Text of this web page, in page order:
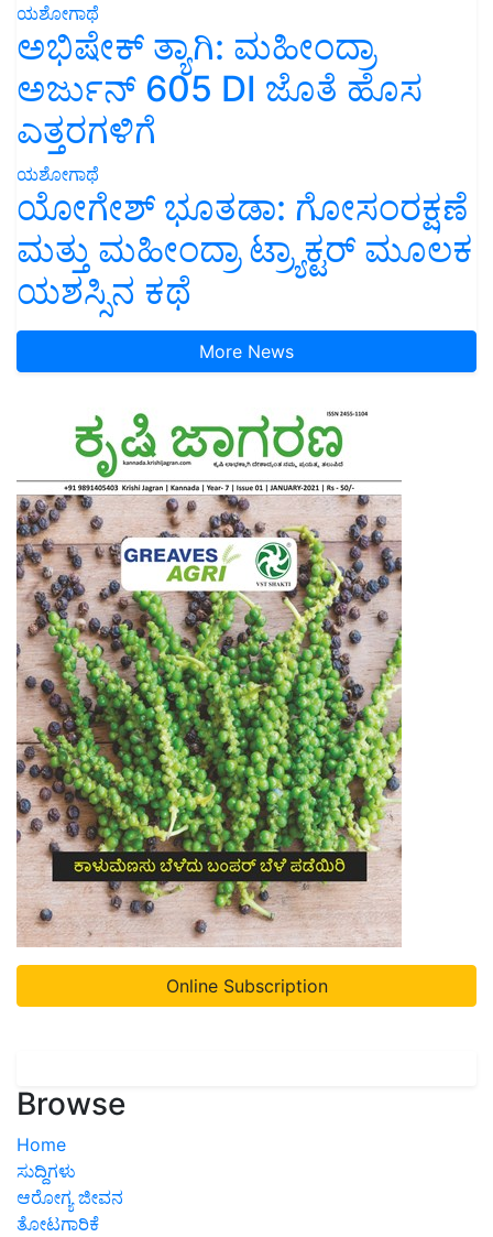
ಯಶೋಗಾಥೆ
ಅಭಿಷೇಕ್ ತ್ಯಾಗಿ: ಮಹೀಂದ್ರಾ
ಅರ್ಜುನ್ 605 DI ಜೊತೆ ಹೊಸ
ಎತ್ತರಗಳಿಗೆ
ಯಶೋಗಾಥೆ
ಯೋಗೇಶ್ ಭೂತಡಾ: ಗೋಸಂರಕ್ಷಣೆ
ಮತ್ತು ಮಹೀಂದ್ರಾ ಟ್ರ್ಯಾಕ್ಟರ್ ಮೂಲಕ
ಯಶಸ್ಸಿನ ಕಥೆ
More News
Online Subscription
Browse
Home
ಸುದ್ದಿಗಳು
ಆರೋಗ್ಯ ಜೀವನ
ತೋಟಗಾರಿಕೆ